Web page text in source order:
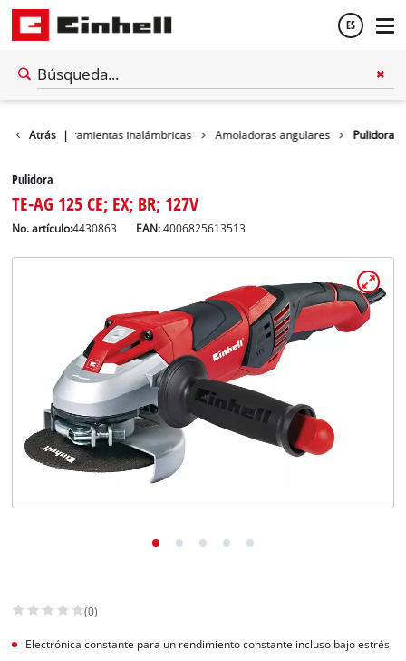
ES
Atrás |
Taller Herramientas inalámbricas Amoladoras angulares Pulidora
Pulidora
TE-AG 125 CE; EX; BR; 127V
No. artículo:4430863 EAN:4006825613513
(0)
Electrónica constante para un rendimiento constante incluso bajo estrés